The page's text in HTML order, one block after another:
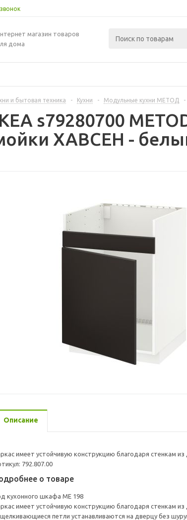
магазин товаров
дома
и бытовая техника - Кухни - Модульные кухни МЕТОД -
s79280700
ХАВСЕН -
Описание
имеет устойчивую конструкцию благодаря стенкам
792.807.00
о товаре
кухонного шкафа ME 198
имеет устойчивую конструкцию благодаря стенкам
петли устанавливаются на дверцу без